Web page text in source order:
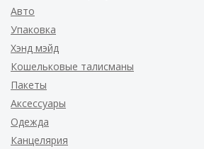
Авто
Упаковка
Хэнд мэйд
Кошельковые талисманы
Пакеты
Аксессуары
Одежда
Канцелярия